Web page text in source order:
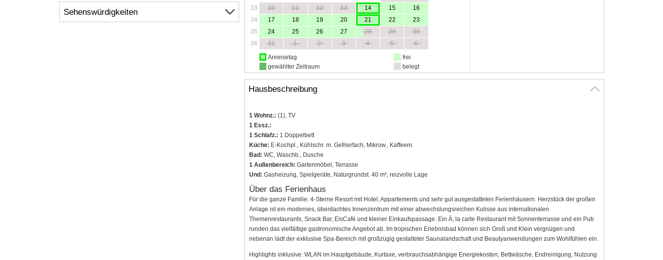
33
10 11 12 13 14 15
16
34
17 18 19 20 21 22
23
35
24 25 26 27 28 29
30
36
31 1 2 3 4 5
6
Anreisetag
gewählter Zeitraum
frei
belegt
Hausbeschreibung
1 Wohnz.: (1), TV
1 Essz.:
1 Schlafz.: 1 Doppelbett
Küche: E-Kochpl., Kühlschr. m. Gefrierfach, Mikrow., Kaffeem.
Bad: WC, Waschb., Dusche
1 Außenbereich: Gartenmöbel, Terrasse
Und: Gasheizung, Spielgeräte, Naturgrundst. 40 m², reizvolle Lage
Über das Ferienhaus
Für die ganze Familie: 4-Sterne Resort mit Hotel, Appartements und sehr gut ausgestatteten Ferienhäusern. Herzstück der großen
Anlage ist ein modernes, überdachtes Innenzentrum mit einer abwechslungsreichen Kulisse aus internationalen
Themenrestaurants, Snack Bar, EisCafé und kleiner Einkaufspassage. Ein À; la carte Restaurant mit Sonnenterrasse und ein Pub
runden das vielfältige gastronomische Angebot ab. Im tropischen Erlebnisbad können sich Groß und Klein vergnügen und
nebenan lädt der exklusive Spa-Bereich mit großzügig gestalteter Saunalandschaft und Beautyanwendungen zum Wohlfühlen ein.
Highlights inklusive: WLAN im Hauptgebäude, Kurtaxe, verbrauchsabhängige Energiekosten, Bettwäsche, Endreinigung, Nutzung
Sehenswürdigkeiten